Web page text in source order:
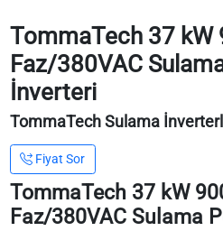
TommaTech 37 kW
Faz/380VAC
İnverteri
TommaTech Sulama
Fiyat Sor
TommaTech 37 kW
Faz/380VAC Sulama